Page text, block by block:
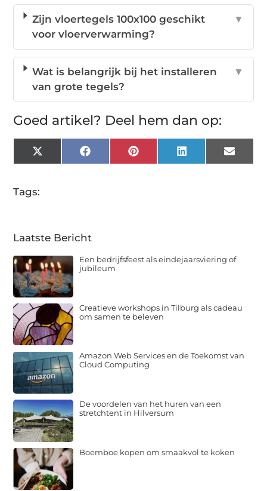
Zijn vloertegels 100x100 geschikt
voor vloerverwarming?
▼
Wat is belangrijk bij het installeren
van grote tegels?
▼
Goed artikel? Deel hem dan op:
X
(Twitter)
FacebookPinterestLinkedInEmail
Tags:
Laatste Bericht
Een bedrijfsfeest als eindejaarsviering of
jubileum
Creatieve workshops in Tilburg als cadeau
om samen te beleven
Amazon Web Services en de Toekomst van
Cloud Computing
De voordelen van het huren van een
stretchtent in Hilversum
Boemboe kopen om smaakvol te koken